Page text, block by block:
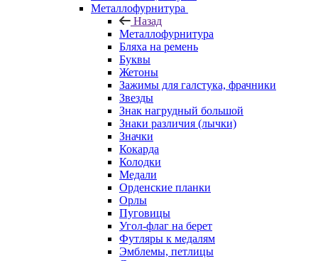
Металлофурнитура
Назад
Металлофурнитура
Бляха на ремень
Буквы
Жетоны
Зажимы для галстука, фрачники
Звезды
Знак нагрудный большой
Знаки различия (лычки)
Значки
Кокарда
Колодки
Медали
Орденские планки
Орлы
Пуговицы
Угол-флаг на берет
Футляры к медалям
Эмблемы, петлицы